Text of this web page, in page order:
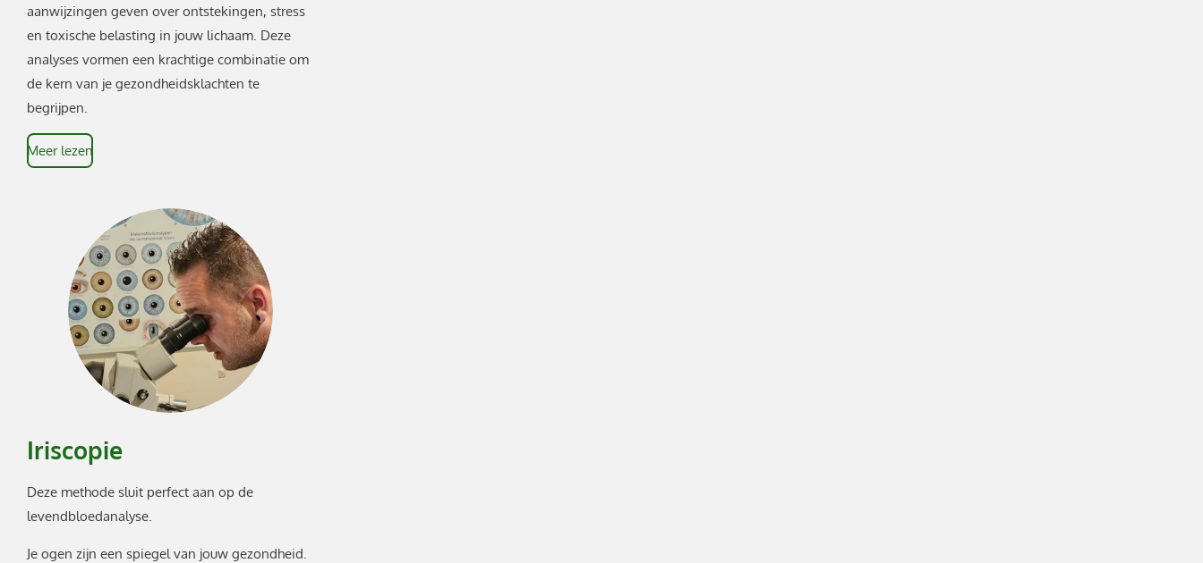
aanwijzingen geven over ontstekingen, stress
en toxische belasting in jouw lichaam. Deze
analyses vormen een krachtige combinatie om
de kern van je gezondheidsklachten te
begrijpen.
Meer lezen
Iriscopie
Deze methode sluit perfect aan op de
levendbloedanalyse.
Je ogen zijn een spiegel van jouw gezondheid.